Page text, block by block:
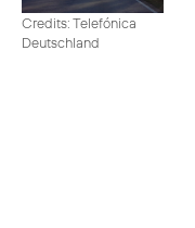
Credits: Telefónica
Deutschland